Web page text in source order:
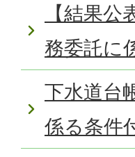
【結果
務委託に
下水道台
係る条件